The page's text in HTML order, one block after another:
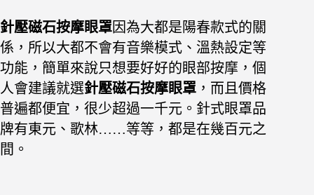
針壓磁石按摩眼罩因為大都是陽春款式的關
係，所以大都不會有音樂模式、溫熱設定等
功能，簡單來說只想要好好的眼部按摩，個
人會建議就選針壓磁石按摩眼罩 ，而且價格
普遍都便宜，很少超過一千元。針式眼罩品
牌有東元、歌林……等等，都是在幾百元之
間。